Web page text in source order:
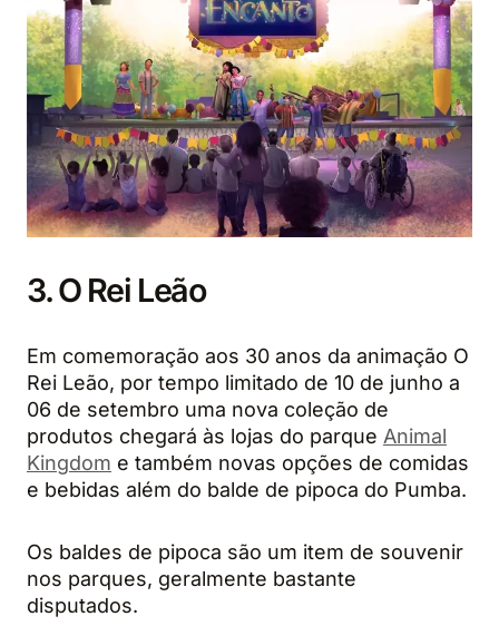
3. O Rei Leão
Em comemoração aos 30 anos da animação O
Rei Leão, por tempo limitado de 10 de junho a
06 de setembro uma nova coleção de
produtos chegará às lojas do parque Animal
Kingdom e também novas opções de comidas
e bebidas além do balde de pipoca do Pumba.
Os baldes de pipoca são um item de souvenir
nos parques, geralmente bastante
disputados.